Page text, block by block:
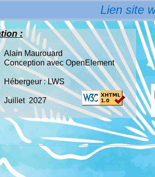
Lien site
:
avec OpenElement
: LWS
2027